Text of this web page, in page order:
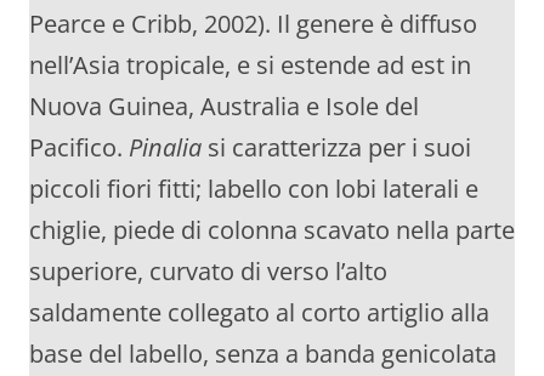
Pearce e Cribb, 2002). Il genere è diffuso
nell’Asia tropicale, e si estende ad est in
Nuova Guinea, Australia e Isole del
Pacifico. Pinalia si caratterizza per i suoi
piccoli fiori fitti; labello con lobi laterali e
chiglie, piede di colonna scavato nella parte
superiore, curvato di verso l’alto
saldamente collegato al corto artiglio alla
base del labello, senza a banda genicolata